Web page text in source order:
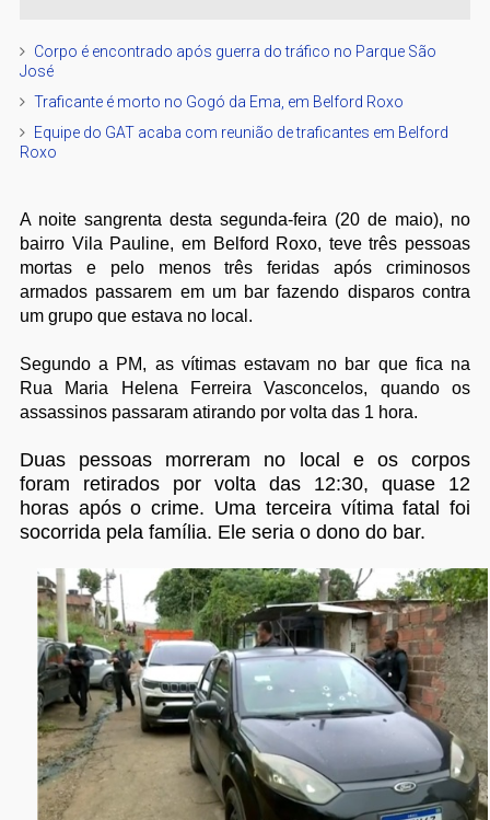
Corpo é encontrado após guerra do tráfico no Parque São
José
Traficante é morto no Gogó da Ema, em Belford Roxo
Equipe do GAT acaba com reunião de traficantes em Belford
Roxo
A noite sangrenta desta segunda-feira (20 de maio), no
bairro Vila Pauline, em Belford Roxo, teve três pessoas
mortas e pelo menos três feridas após criminosos
armados passarem em um bar fazendo disparos contra
um grupo que estava no local.
Segundo a PM, as vítimas estavam no bar que fica na
Rua Maria Helena Ferreira Vasconcelos, quando os
assassinos passaram atirando por volta das 1 hora.
Duas pessoas morreram no local e os corpos
foram retirados por volta das 12:30, quase 12
horas após o crime. Uma terceira vítima fatal foi
socorrida pela família. Ele seria o dono do bar.